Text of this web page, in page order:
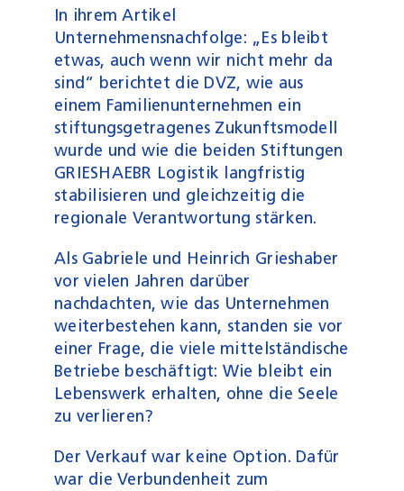
In ihrem Artikel
Unternehmensnachfolge: „Es bleibt
etwas, auch wenn wir nicht mehr da
sind“ berichtet die DVZ, wie aus
einem Familienunternehmen ein
stiftungsgetragenes Zukunftsmodell
wurde und wie die beiden Stiftungen
GRIESHAEBR Logistik langfristig
stabilisieren und gleichzeitig die
regionale Verantwortung stärken.
Als Gabriele und Heinrich Grieshaber
vor vielen Jahren darüber
nachdachten, wie das Unternehmen
weiterbestehen kann, standen sie vor
einer Frage, die viele mittelständische
Betriebe beschäftigt: Wie bleibt ein
Lebenswerk erhalten, ohne die Seele
zu verlieren?
Der Verkauf war keine Option. Dafür
war die Verbundenheit zum